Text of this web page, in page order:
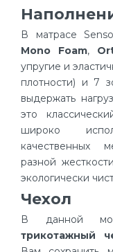
В матрасе
Mono Foam,
упругие и
плотности) и 7
выдержать
это
широко
качественных
разной
экологически
Чехол
В данной
трикотажный